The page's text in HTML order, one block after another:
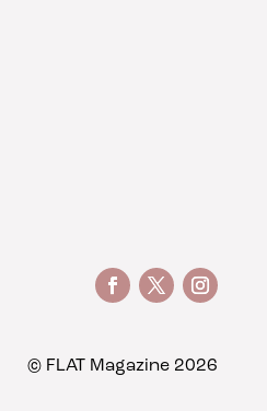
© FLAT Magazine 2026